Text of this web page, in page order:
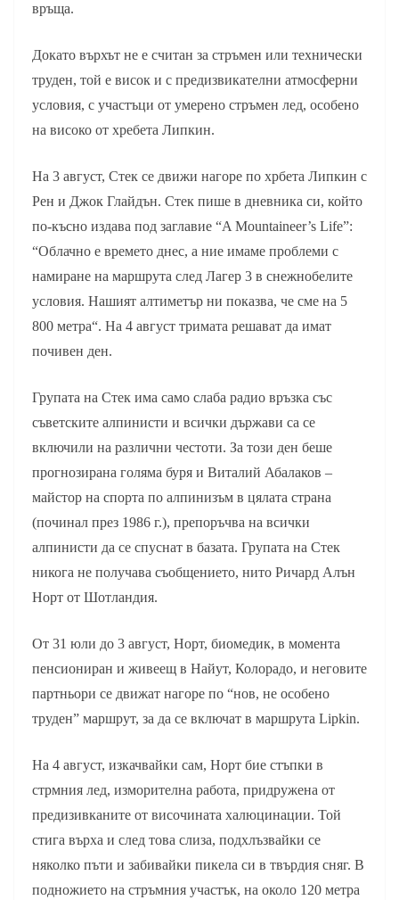
връща.
Докато върхът не е считан за стръмен или технически
труден, той е висок и с предизвикателни атмосферни
условия, с участъци от умерено стръмен лед, особено
на високо от хребета Липкин.
На 3 август, Стек се движи нагоре по хрбета Липкин с
Рен и Джок Глайдън. Стек пише в дневника си, който
по-късно издава под заглавие “A Mountaineer’s Life”:
“Облачно е времето днес, а ние имаме проблеми с
намиране на маршрута след Лагер 3 в снежнобелите
условия. Нашият алтиметър ни показва, че сме на 5
800 метра“. На 4 август тримата решават да имат
почивен ден.
Групата на Стек има само слаба радио връзка със
съветските алпинисти и всички държави са се
включили на различни честоти. За този ден беше
прогнозирана голяма буря и Виталий Абалаков –
майстор на спорта по алпинизъм в цялата страна
(починал през 1986 г.), препоръчва на всички
алпинисти да се спуснат в базата. Групата на Стек
никога не получава съобщението, нито Ричард Алън
Норт от Шотландия.
От 31 юли до 3 август, Норт, биомедик, в момента
пенсиониран и живеещ в Найут, Колорадо, и неговите
партньори се движат нагоре по “нов, не особено
труден” маршрут, за да се включат в маршрута Lipkin.
На 4 август, изкачвайки сам, Норт бие стъпки в
стрмния лед, изморителна работа, придружена от
предизивканите от височината халюцинации. Той
стига върха и след това слиза, подхлъзвайки се
няколко пъти и забивайки пикела си в твърдия сняг. В
подножието на стръмния участък, на около 120 метра